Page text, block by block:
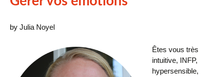
by Julia Noyel
Êtes vous très
intuitive, INFP,
hypersensible,